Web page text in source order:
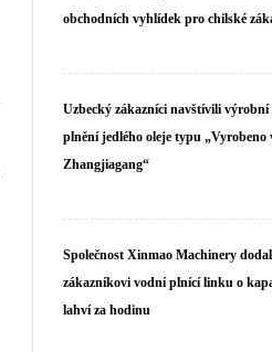
obchodních vyhlídek pro chilské
Uzbecký zákazníci navštívili
plnění jedlého oleje typu „Vyrobeno
Zhangjiagang“
Společnost Xinmao Machinery
zákazníkovi vodní plnící linku o
lahví za hodinu